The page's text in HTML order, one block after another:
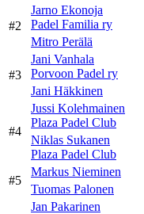
#2
Jarno Ekonoja
Padel Familia ry
Mitro Perälä
#3
Jani Vanhala
Porvoon Padel ry
Jani Häkkinen
#4
Jussi Kolehmainen
Plaza Padel Club
Niklas Sukanen
Plaza Padel Club
#5
Markus Nieminen
Tuomas Palonen
Jan Pakarinen